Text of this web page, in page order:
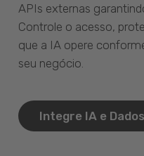
APIs externas
Controle o acesso,
que a IA opere
seu negócio.
Integre IA e Dados